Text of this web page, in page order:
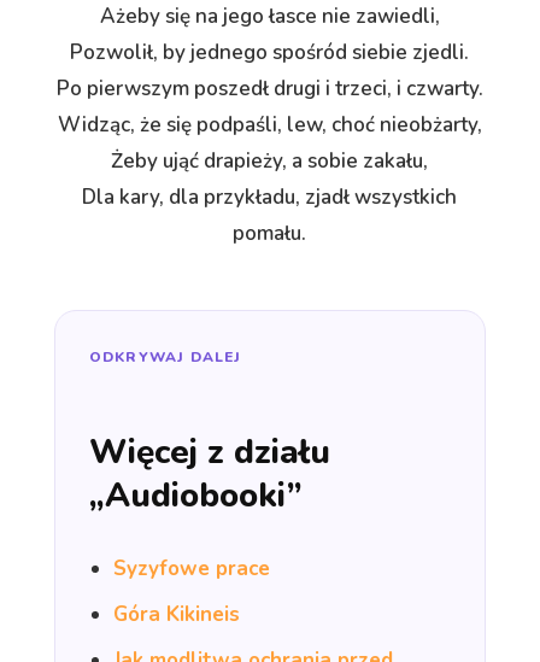
Ażeby się na jego łasce nie zawiedli,
Pozwolił, by jednego spośród siebie zjedli.
Po pierwszym poszedł drugi i trzeci, i czwarty.
Widząc, że się podpaśli, lew, choć nieobżarty,
Żeby ująć drapieży, a sobie zakału,
Dla kary, dla przykładu, zjadł wszystkich
pomału.
ODKRYWAJ DALEJ
Więcej z działu
„Audiobooki”
Syzyfowe prace
Góra Kikineis